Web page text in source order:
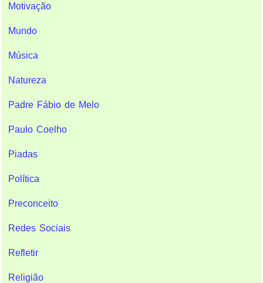
Motivação
Mundo
Música
Natureza
Padre Fábio de Melo
Paulo Coelho
Piadas
Política
Preconceito
Redes Sociais
Refletir
Religião